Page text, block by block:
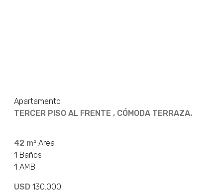
Apartamento
TERCER PISO AL FRENTE , CÓMODA TERRAZA.
42 m² Area
1 Baños
1 AMB
USD 130.000